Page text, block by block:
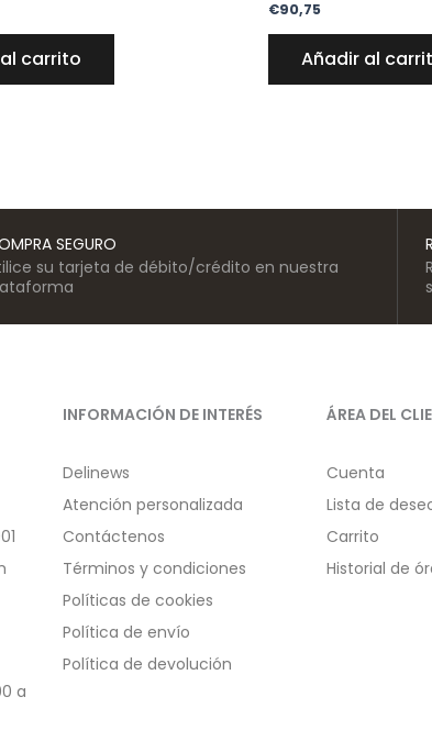
carrito
€90,75
Añadir al
SEGURO
su tarjeta de débito/crédito en nuestra
a
INFORMACIÓN DE INTERÉS
Delinews
Atención personalizada
Contáctenos
Términos y condiciones
Políticas de cookies
Política de envío
Política de devolución
ÁREA DEL
Cuenta
Lista de
Carrito
Historial de